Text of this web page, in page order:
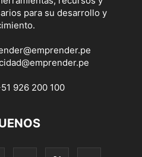
para su desarrollo y
926 200 100